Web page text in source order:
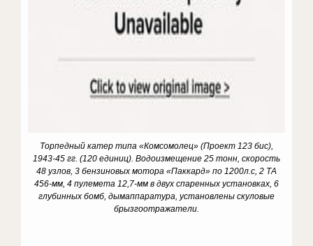
Торпедный катер типа «Комсомолец» (Проект 123 бис),
1943-45 гг. (120 единиц). Водоизмещение 25 тонн, скорость
48 узлов, 3 бензиновых мотора «Паккард» по 1200л.с, 2 ТА
456-мм, 4 пулемета 12,7-мм в двух спаренных установках, 6
глубинных бомб, дымаппаратура, установлены скуловые
брызгоотражатели.